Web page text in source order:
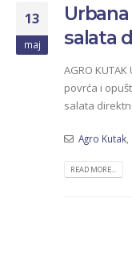
13
maj
salata
AGRO
povrća i
salata
Agro Kutak,
READ MORE...